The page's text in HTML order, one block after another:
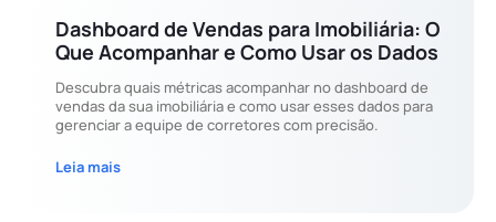
Dashboard de Vendas para Imobiliária: O
Que Acompanhar e Como Usar os Dados
Descubra quais métricas acompanhar no dashboard de
vendas da sua imobiliária e como usar esses dados para
gerenciar a equipe de corretores com precisão.
Leia mais